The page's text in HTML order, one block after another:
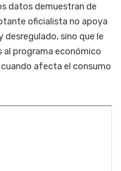
datos demuestran de
oficialista no apoya
desregulado, sino que le
programa económico
afecta el consumo